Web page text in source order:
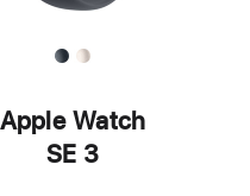
Apple Watch
SE 3